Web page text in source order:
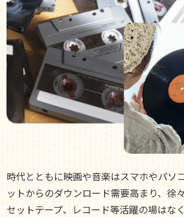
時代とともに映画や音楽はスマホやパソ
ットからのダウンロード需要高まり、徐
セットテープ、レコード等活躍の場はな